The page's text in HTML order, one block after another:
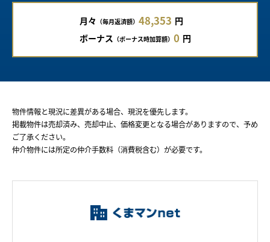
月々 （毎月返済額） 48,353 円
ボーナス （ボーナス時加算額） 0 円
物件情報と現況に差異がある場合、現況を優先します。
掲載物件は売却済み、売却中止、価格変更となる場合がありますので、予め
ご了承ください。
仲介物件には所定の仲介手数料（消費税含む）が必要です。